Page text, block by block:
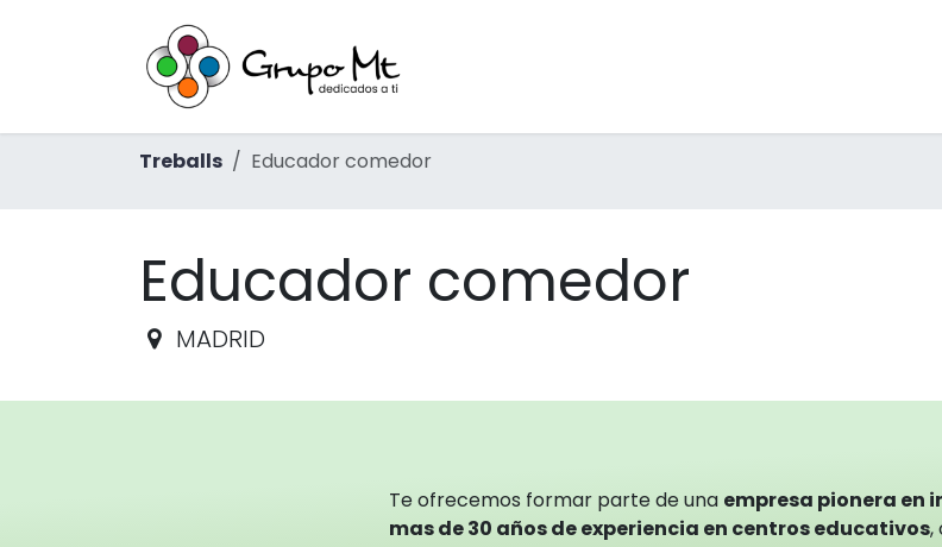
Treballs Educador comedor
Educador comedor
MADRID
Te ofrecemos formar parte de una empresa pionera en
mas de 30 años de experiencia en centros educativos,